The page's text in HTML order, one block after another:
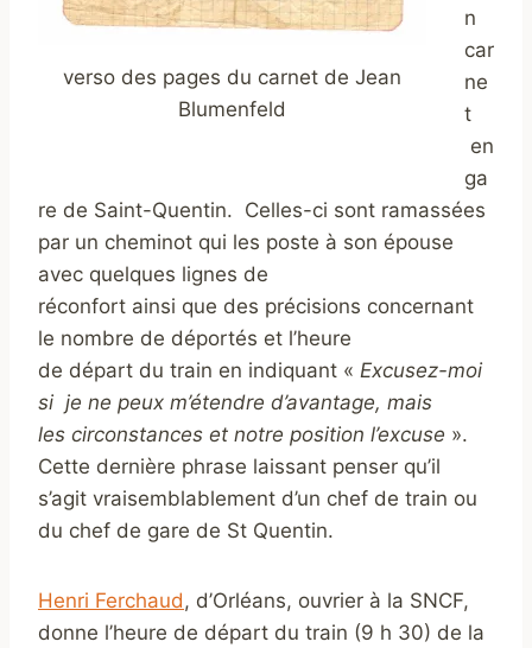
verso des pages du carnet de Jean
Blumenfeld
n
car
ne
t
en
ga
re de Saint-Quentin. Celles-ci sont ramassées
par un cheminot qui les poste à son épouse
avec quelques lignes de
réconfort ainsi que des précisions concernant
le nombre de déportés et l’heure
de départ du train en indiquant « Excusez-moi
si je ne peux m’étendre d’avantage, mais
les circonstances et notre position l’excuse ».
Cette dernière phrase laissant penser qu’il
s’agit vraisemblablement d’un chef de train ou
du chef de gare de St Quentin.
Henri Ferchaud, d’Orléans, ouvrier à la SNCF,
donne l’heure de départ du train (9 h 30) de la